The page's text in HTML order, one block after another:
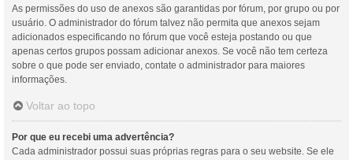
As permissões do uso de anexos são garantidas por fórum, por grupo ou por
usuário. O administrador do fórum talvez não permita que anexos sejam
adicionados especificando no fórum que você esteja postando ou que
apenas certos grupos possam adicionar anexos. Se você não tem certeza
sobre o que pode ser enviado, contate o administrador para maiores
informações.
Voltar ao topo
Por que eu recebi uma advertência?
Cada administrador possui suas próprias regras para o seu website. Se ele